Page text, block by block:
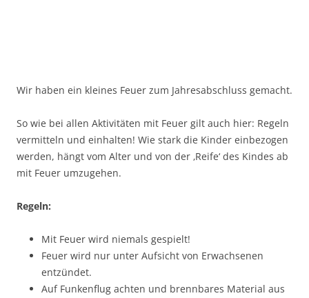
Wir haben ein kleines Feuer zum Jahresabschluss gemacht.
So wie bei allen Aktivitäten mit Feuer gilt auch hier: Regeln
vermitteln und einhalten! Wie stark die Kinder einbezogen
werden, hängt vom Alter und von der ‚Reife‘ des Kindes ab
mit Feuer umzugehen.
Regeln:
Mit Feuer wird niemals gespielt!
Feuer wird nur unter Aufsicht von Erwachsenen
entzündet.
Auf Funkenflug achten und brennbares Material aus